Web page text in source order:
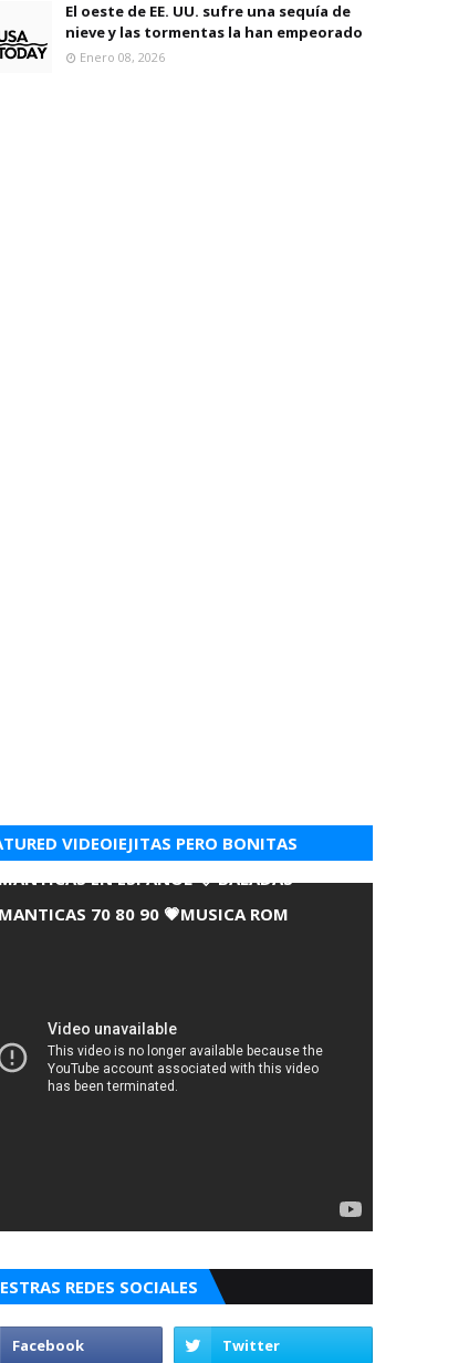
El oeste de EE. UU. sufre una sequía de
nieve y las tormentas la han empeorado
Enero 08, 2026
VIDEOIEJITAS PERO BONITAS
EN ESPANOL 💘 BALADAS
70 80 90 💗MUSICA ROM
REDES SOCIALES